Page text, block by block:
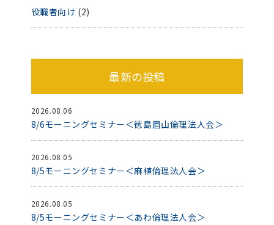
役職者向け (2)
最新の投稿
2026.08.06
8/6モーニングセミナー＜徳島眉山倫理法人会＞
2026.08.05
8/5モーニングセミナー＜麻植倫理法人会＞
2026.08.05
8/5モーニングセミナー＜あわ倫理法人会＞